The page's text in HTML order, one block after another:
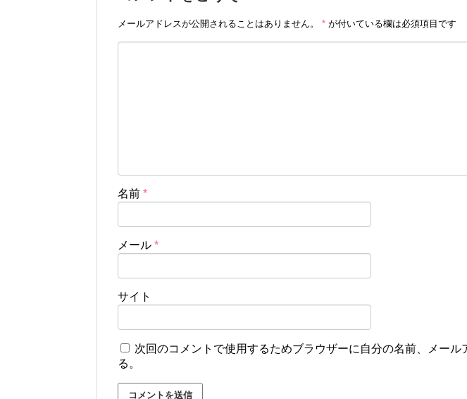
メールアドレスが公開されることはありません。 * が付いている欄は必須項目です
名前 *
メール *
サイト
次回のコメントで使用するためブラウザーに自分の名前、メール
る。